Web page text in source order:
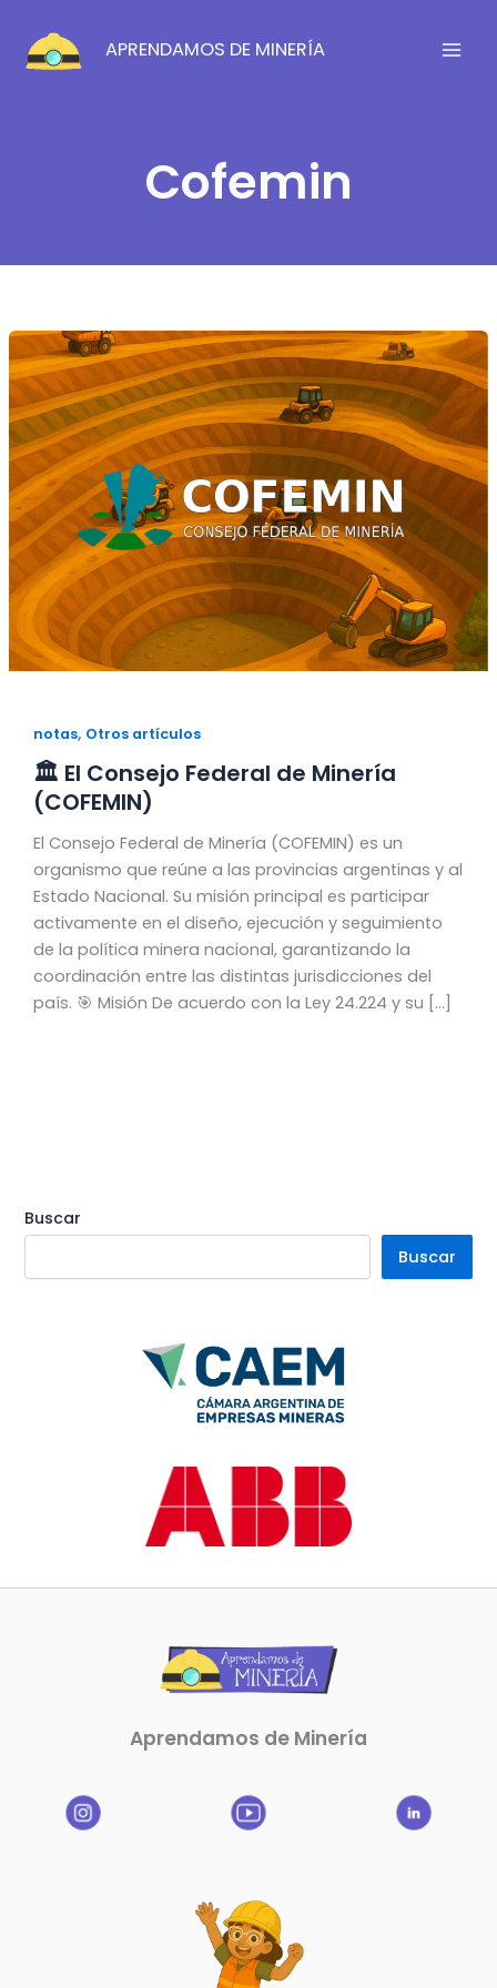
contenido
APRENDAMOS DE MINERÍA
Cofemin
notas, Otros artículos
🏛️ El Consejo Federal de Minería
(COFEMIN)
El Consejo Federal de Minería (COFEMIN) es un
organismo que reúne a las provincias argentinas y al
Estado Nacional. Su misión principal es participar
activamente en el diseño, ejecución y seguimiento
de la política minera nacional, garantizando la
coordinación entre las distintas jurisdicciones del
país. 🎯 Misión De acuerdo con la Ley 24.224 y su […]
Buscar
Buscar
Aprendamos de Minería